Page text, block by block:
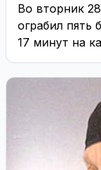
Во вторник
ограбил пять
17 минут на